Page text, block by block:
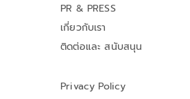
PR & PRESS
เกี่ยวกับเรา
ติดต่อและ สนับสนุน
Privacy Policy